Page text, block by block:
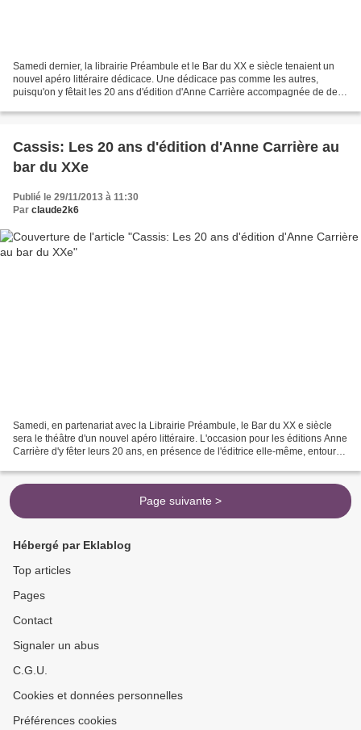
Samedi dernier, la librairie Préambule et le Bar du XX e siècle tenaient un
nouvel apéro littéraire dédicace. Une dédicace pas comme les autres,
puisqu'on y fêtait les 20 ans d'édition d'Anne Carrière accompagnée de deux
Cassis: Les 20 ans d'édition d'Anne Carrière au
bar du XXe
Publié le 29/11/2013 à 11:30
Par claude2k6
Samedi, en partenariat avec la Librairie Préambule, le Bar du XX e siècle
sera le théâtre d'un nouvel apéro littéraire. L'occasion pour les éditions Anne
Carrière d'y fêter leurs 20 ans, en présence de l'éditrice elle-même, entourée
Page suivante >
Hébergé par Eklablog
Top articles
Pages
Contact
Signaler un abus
C.G.U.
Cookies et données personnelles
Préférences cookies